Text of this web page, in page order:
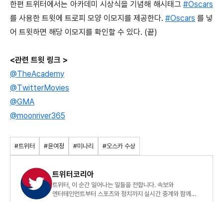
한편 트위터에서는 아카데미 시상식을 기념해 해시태그 #Oscars
를 사용한 트윗에 트로피 모양 이모지를 제공한다. #Oscars 를 넣
어 트윗하면 해당 이모지를 확인할 수 있다. (끝)
<관련 트윗 링크 >
@TheAcademy
@TwitterMovies
@GMA
@moonriver365
#트위터 #윤여정 #미나리 #오스카 수상
트위터코리아
트위터, 이 순간 일어나는 일들을 전합니다. 속보와
엔터테인먼트부터 스포츠와 정치까지 실시간 중계와 함께